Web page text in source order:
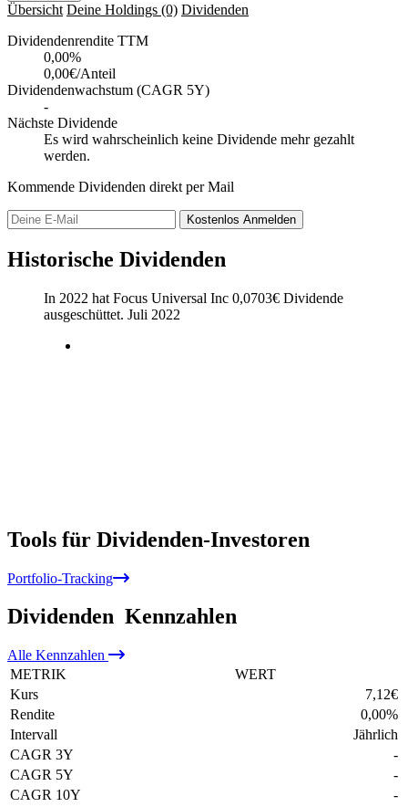
Übersicht Deine Holdings (0) Dividenden
Dividendenrendite TTM
0,00%
0,00€/Anteil
Dividendenwachstum (CAGR 5Y)
-
Nächste Dividende
Es wird wahrscheinlich keine Dividende mehr gezahlt
werden.
Kommende Dividenden direkt per Mail
Kostenlos Anmelden
Historische Dividenden
In 2022 hat Focus Universal Inc 0,0703€ Dividende
ausgeschüttet. Juli 2022
Tools für Dividenden-Investoren
Portfolio-Tracking
Dividenden Kennzahlen
Alle Kennzahlen
METRIK
WERT
Kurs
7,12€
Rendite
0,00%
Intervall
Jährlich
CAGR 3Y
-
CAGR 5Y
-
CAGR 10Y
-